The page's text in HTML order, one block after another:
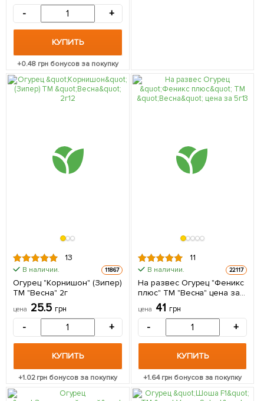
- +
КУПИТЬ
+0.48 грн бонусов за покупку
13
В наличии. 11867
Огурец "Корнишон" (Зипер)
ТМ "Весна" 2г
цена 25.5 грн
- +
КУПИТЬ
+1.02грн бонусов за покупку
11
В наличии. 22117
На развес Огурец "Феникс
плюс" ТМ "Весна" цена за
цена 41 грн
- +
КУПИТЬ
+1.64грн бонусов за покупку